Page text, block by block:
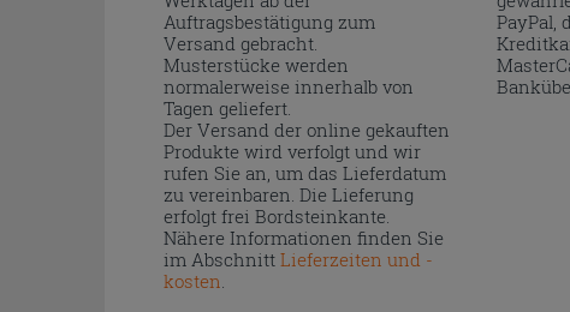
Auftragsbestätigung zum
Versand gebracht.
Musterstücke werden
normalerweise innerhalb von
Tagen geliefert.
Der Versand der online gekauften
Produkte wird verfolgt und wir
rufen Sie an, um das Lieferdatum
zu vereinbaren. Die Lieferung
erfolgt frei Bordsteinkante.
Nähere Informationen finden Sie
im Abschnitt Lieferzeiten und -
kosten.
PayPal,